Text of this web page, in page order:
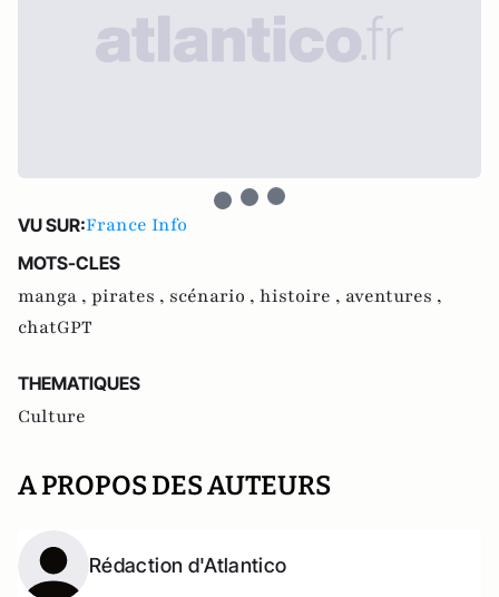
VU SUR:France Info
MOTS-CLES
manga , pirates , scénario , histoire , aventures ,
chatGPT
THEMATIQUES
Culture
A PROPOS DES AUTEURS
Rédaction d'Atlantico